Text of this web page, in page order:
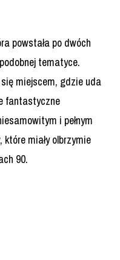
powstała po dwóch
tematyce.
miejscem, gdzie uda
fantastyczne
i pełnym
miały olbrzymie
90.